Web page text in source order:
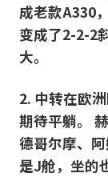
成老款A330
变成了2-2-2
大。
2. 中转在欧
期待平躺。
德哥尔摩、
是J舱，坐的